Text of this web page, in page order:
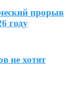
прорыв
году
не хотят